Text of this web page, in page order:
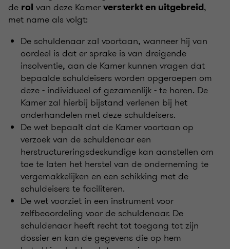
de rol van deze Kamerversterkt en uitgebreid,
met name als volgt:
De schuldenaar zal voortaan, wanneer hij van
oordeel is dat er sprake is van dreigende
insolventie, aan de Kamer kunnen vragen dat
bepaalde schuldeisers worden opgeroepen om
deze - individueel of gezamenlijk - te horen. De
Kamer zal hierbij bijstand verlenen bij het
onderhandelen met deze schuldeisers.
De wet bepaalt dat de Kamer voortaan op
verzoek van de schuldenaar een
herstructureringsdeskundige kan aanstellen om
toe te laten het herstel van de onderneming te
vergemakkelijken en een schikking met de
schuldeisers te faciliteren.
De wet voorziet in een instrument voor
zelfbeoordeling voor de schuldenaar. De
schuldenaar heeft recht tot toegang tot zijn
dossier en kan de gegevens die op hem